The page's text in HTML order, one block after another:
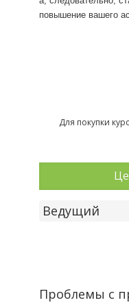
повышение вашего
Для покупки
Ведущий
Проблемы с